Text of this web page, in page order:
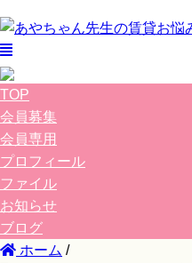
TOP
会員募集
会員専用
プロフィール
ファイル
お知らせ
ブログ
ホーム /